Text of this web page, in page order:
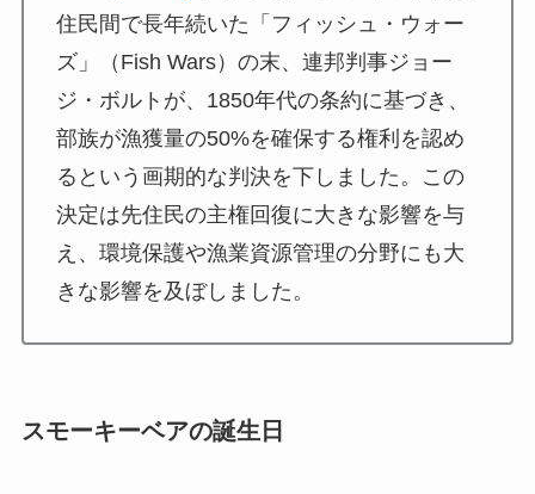
住民間で長年続いた「フィッシュ・ウォー
ズ」（Fish Wars）の末、連邦判事ジョー
ジ・ボルトが、1850年代の条約に基づき、
部族が漁獲量の50%を確保する権利を認め
るという画期的な判決を下しました。この
決定は先住民の主権回復に大きな影響を与
え、環境保護や漁業資源管理の分野にも大
きな影響を及ぼしました。
スモーキーベアの誕生日